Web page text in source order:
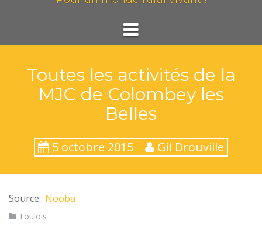
Toutes les activités de la
MJC de Colombey les
Belles
5 octobre 2015 Gil Drouville
Source:: Nooba
Toulois